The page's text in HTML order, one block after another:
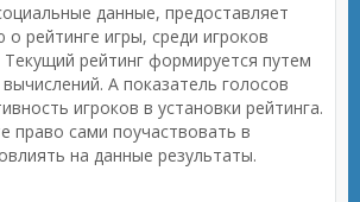
данные, предоставляет
рейтинге игры, среди игроков
рейтинг формируется путем
А показатель голосов
игроков в установки рейтинга.
право сами поучаствовать в
на данные результаты.